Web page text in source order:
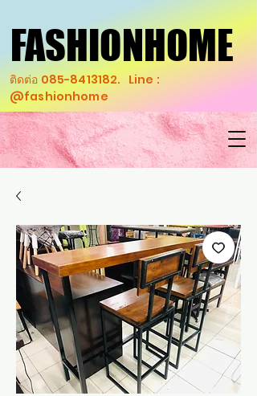
FASHIONHOME
FASHIONHOME
ติดต่อ 085-8413182. Line :
@fashionhome